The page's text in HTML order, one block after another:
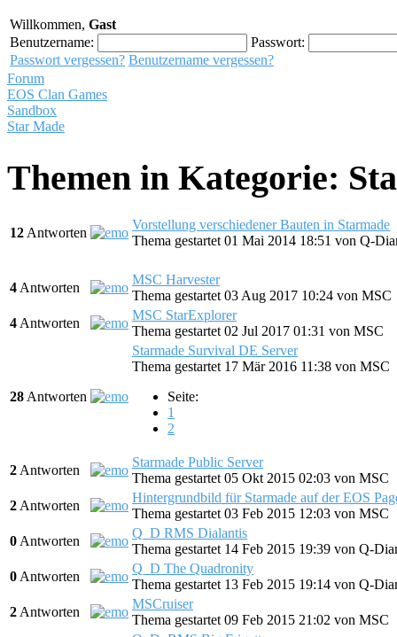
Willkommen, Gast
Benutzername:
Passwort:
Passwort vergessen? Benutzername vergessen?
Forum
EOS Clan Games
Sandbox
Star Made
Themen in Kategorie:
12 Antworten
Vorstellung verschiedener Bauten in Starmade
Thema gestartet 01 Mai 2014 18:51 von Q-
4 Antworten
MSC Harvester
Thema gestartet 03 Aug 2017 10:24 von MSC
4 Antworten
MSC StarExplorer
Thema gestartet 02 Jul 2017 01:31 von MSC
28 Antworten
Starmade Survival DE Server
Thema gestartet 17 Mär 2016 11:38 von MSC
Seite:
1
2
2 Antworten
Starmade Public Server
Thema gestartet 05 Okt 2015 02:03 von MSC
2 Antworten
Hintergrundbild für Starmade auf der EOS
Thema gestartet 03 Feb 2015 12:03 von MSC
0 Antworten
Q_D RMS Dialantis
Thema gestartet 14 Feb 2015 19:39 von Q-
0 Antworten
Q_D The Quadronity
Thema gestartet 13 Feb 2015 19:14 von Q-
2 Antworten
MSCruiser
Thema gestartet 09 Feb 2015 21:02 von MSC